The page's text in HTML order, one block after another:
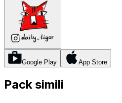
Google Play App Store
Pack simili